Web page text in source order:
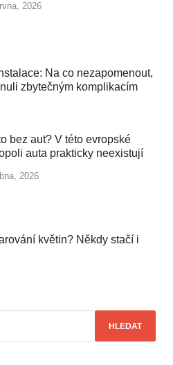
2026
Na co nezapomenout,
zbytečným komplikacím
bez aut? V této evropské
auta prakticky neexistují
2026
květin? Někdy stačí i